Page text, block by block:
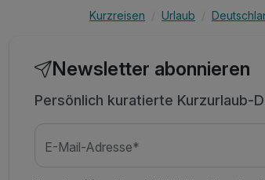
Kurzreisen Urlaub
Newsletter abonnieren
Persönlich kuratierte Kurzurlaub-
E-Mail-Adresse*